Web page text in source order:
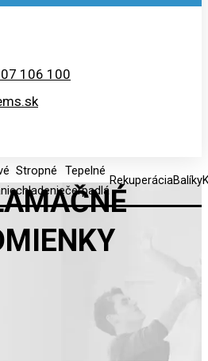
106 100
Stropné
chladenie
Tepelné
čerpadlá
RekuperáciaBalíky